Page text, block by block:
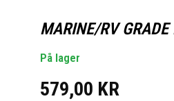
MARINE/RV
På lager
579,00 KR